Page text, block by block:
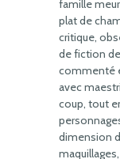
famille
plat de
critique,
de fiction
commenté
avec
coup, tout
dimension